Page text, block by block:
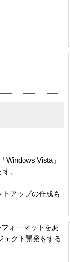
Windows Vista」
。
アップの作成も
ォーマットをあ
ェクト開発をする